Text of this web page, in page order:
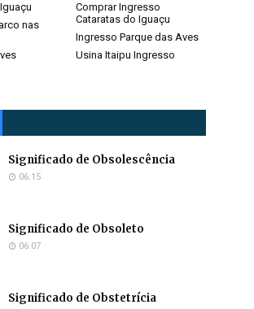
Comprar Ingresso
Cataratas do Iguaçu
nas
Ingresso Parque das Aves
Usina Itaipu Ingresso
Significado de Obsolescência
06:15
Significado de Obsoleto
06:07
Significado de Obstetrícia